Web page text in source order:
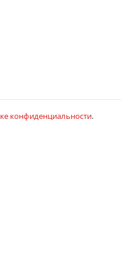
конфиденциальности.